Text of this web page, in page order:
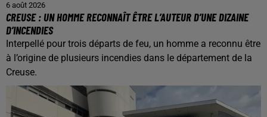
6 août 2026
CREUSE : UN HOMME RECONNAÎT ÊTRE L’AUTEUR D’UNE DIZAINE
D’INCENDIES
Interpellé pour trois départs de feu, un homme a reconnu être
à l’origine de plusieurs incendies dans le département de la
Creuse.